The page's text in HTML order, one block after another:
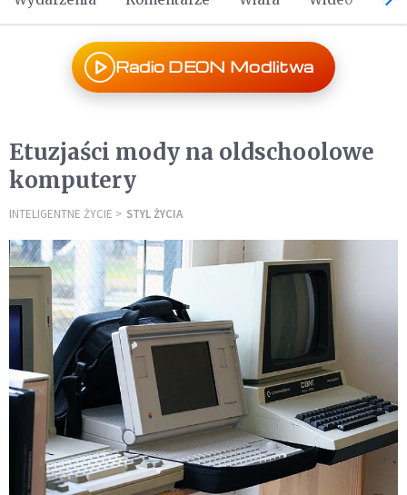
Radio DEON Modlitwa
Etuzjaści mody na oldschoolowe
komputery
INTELIGENTNE ŻYCIE STYL ŻYCIA